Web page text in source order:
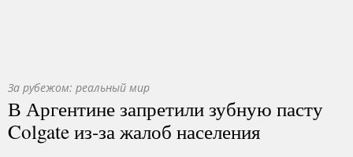
За рубежом: реальный мир
В Аргентине запретили зубную пасту
Colgate из-за жалоб населения